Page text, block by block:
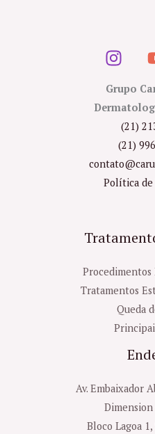
Grupo
(21)
(21)
Política de
Procedimentos
Tratamentos
Queda
Av. Embaixador
Bloco Lagoa 1,